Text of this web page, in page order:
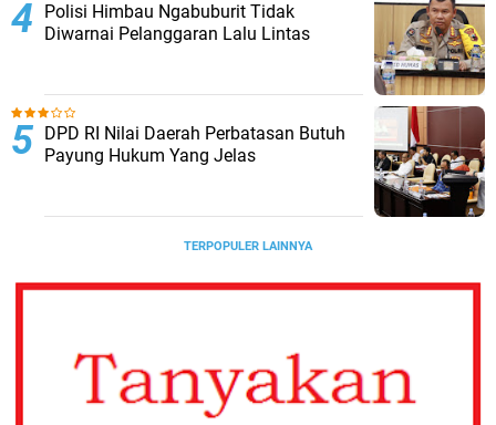
Polisi Himbau Ngabuburit Tidak
Diwarnai Pelanggaran Lalu Lintas
DPD RI Nilai Daerah Perbatasan Butuh
Payung Hukum Yang Jelas
TERPOPULER LAINNYA